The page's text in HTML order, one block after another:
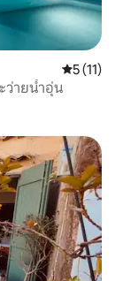
คะแนนเฉ
5 (11)
ว่ายน้ำอุ่น